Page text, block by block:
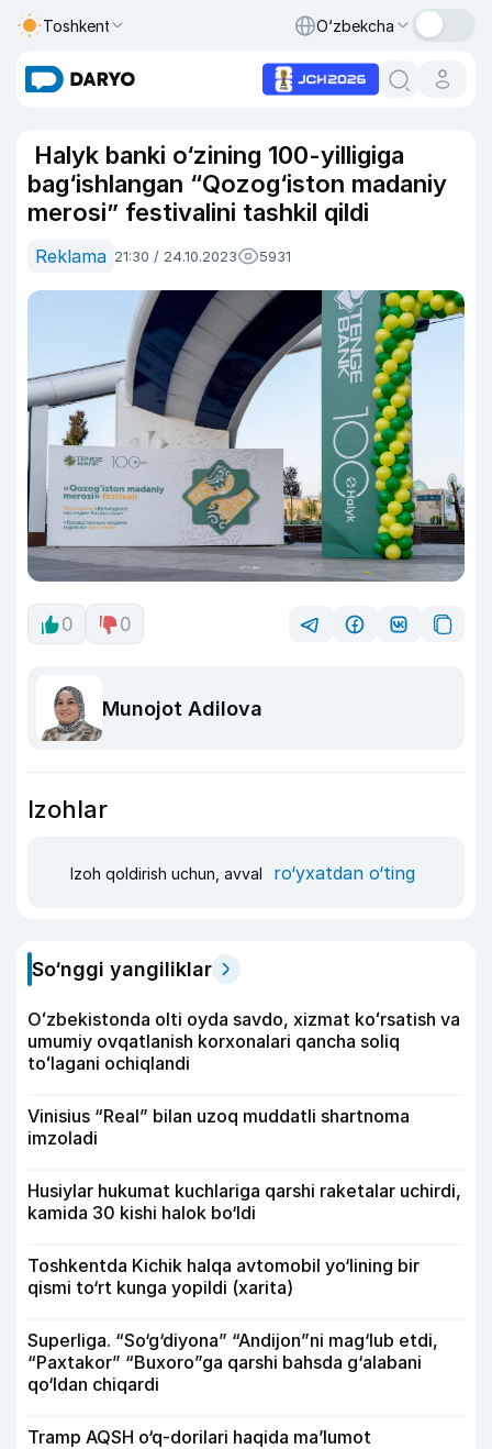
Toshkent O‘zbekcha
Halyk banki o‘zining 100-yilligiga
bag‘ishlangan “Qozog‘iston madaniy
merosi” festivalini tashkil qildi
Reklama 21:30 / 24.10.2023 5931
0 0
Munojot Adilova
Izohlar
Izoh qoldirish uchun, avval ro‘yxatdan o‘ting
So‘nggi yangiliklar
Oʻzbekistonda olti oyda savdo, xizmat koʻrsatish va
umumiy ovqatlanish korxonalari qancha soliq
toʻlagani ochiqlandi
Vinisius “Real” bilan uzoq muddatli shartnoma
imzoladi
Husiylar hukumat kuchlariga qarshi raketalar uchirdi,
kamida 30 kishi halok bo‘ldi
Toshkentda Kichik halqa avtomobil yo‘lining bir
qismi to‘rt kunga yopildi (xarita)
Superliga. “So‘g‘diyona” “Andijon”ni mag‘lub etdi,
“Paxtakor” “Buxoro”ga qarshi bahsda g‘alabani
qo‘ldan chiqardi
Tramp AQSH o‘q-dorilari haqida ma’lumot